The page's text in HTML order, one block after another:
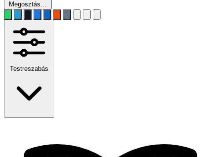
Megosztás…
Testreszabás